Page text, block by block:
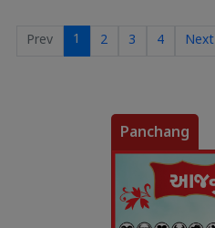
Prev 1 2 3 4 Next
Panchang